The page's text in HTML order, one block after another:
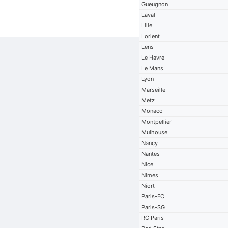
Gueugnon
Laval
Lille
Lorient
Lens
Le Havre
Le Mans
Lyon
Marseille
Metz
Monaco
Montpellier
Mulhouse
Nancy
Nantes
Nice
Nimes
Niort
Paris-FC
Paris-SG
RC Paris